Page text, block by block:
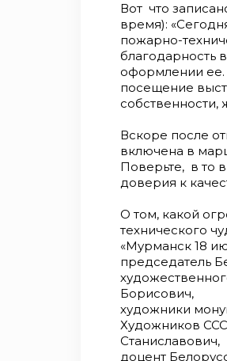
Вот что
время):
пожарно-
благодарность
оформлении ее.
посещение
собственности,
Вскоре после
включена в
Поверьте, в то
доверия к
О том, какой
технического
«Мурманск 18
председатель
Борисович,
художники
Художников
Станиславович,
доцент